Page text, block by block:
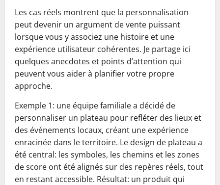
Les cas réels montrent que la personnalisation
peut devenir un argument de vente puissant
lorsque vous y associez une histoire et une
expérience utilisateur cohérentes. Je partage ici
quelques anecdotes et points d’attention qui
peuvent vous aider à planifier votre propre
approche.
Exemple 1: une équipe familiale a décidé de
personnaliser un plateau pour refléter des lieux et
des événements locaux, créant une expérience
enracinée dans le territoire. Le design de plateau a
été central: les symboles, les chemins et les zones
de score ont été alignés sur des repères réels, tout
en restant accessible. Résultat: un produit qui